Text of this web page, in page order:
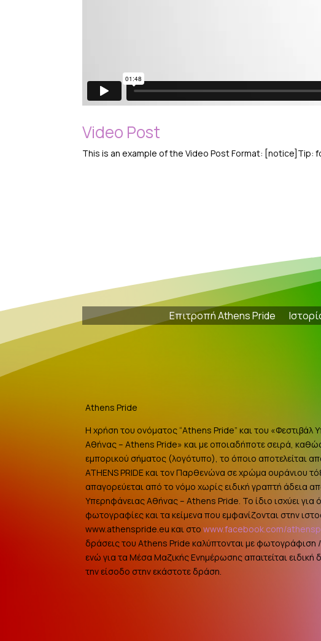
Video Post
This is an example of the Video Post Format: [notice]Tip:
Επιτροπή Athens Pride
Athens Pride
Η χρήση του ονόματος “Athens Pride” και του «Φεστιβάλ
Αθήνας – Athens Pride» και με οποιαδήποτε σειρά,
εμπορικού σήματος (λογότυπο), το όποιο αποτελείται
ATHENS PRIDE και τον Παρθενώνα σε χρώμα ουράνιου
απαγορεύεται από το νόμο χωρίς ειδική γραπτή άδεια
Υπερηφάνειας Αθήνας – Athens Pride. Το ίδιο ισχύει για
φωτογραφίες και τα κείμενα που εμφανίζονται στην
www.athenspride.eu και στοwww.facebook.com/
δράσεις του Athens Pride καλύπτονται με φωτογράφιση
ενώ για τα Μέσα Μαζικής Ενημέρωσης απαιτείται ειδική
την είσοδο στην εκάστοτε δράση.